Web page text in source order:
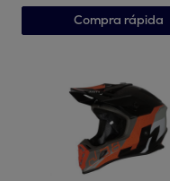
Compra rápida